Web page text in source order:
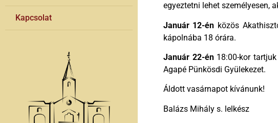
Kapcsolat
egyeztetni lehet személyesen,
Január 12-én közös
kápolnába 18 órára.
Január 22-én18:00-kor tartjuk
Agapé Pünkösdi Gyülekezet.
Áldott vasárnapot kívánunk!
Balázs Mihály s. lelkész